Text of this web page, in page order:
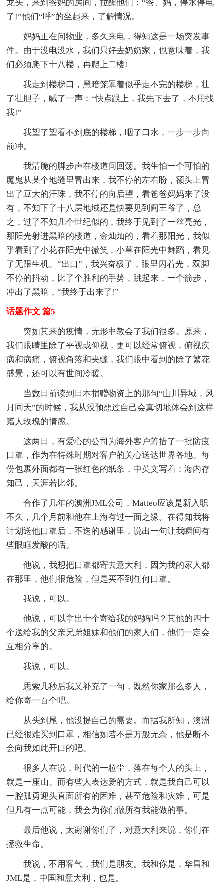
龙头，来到爸妈的房间，拉醒他们：“爸、妈，停水停电
了!”他们“呼”的坐起来，了解情况。
妈妈正在问物业，多久来电，得知这是一场突发事
件。由于没电没水，我们只好去奶奶家，也意味着，我
们必须爬下十八楼，再爬上二楼!
我走到楼梯口，黑暗笼罩着似乎走不完的楼梯，壮
了壮胆子，喊了一声：“快点跟上，我先下去了，不用找
我!”
我望了望看不到底的楼梯，咽了口水，一步一步向
前冲。
我清脆的脚步声在楼道间回荡。我生怕一个可怕的
魔鬼从某个地缝里冒出来，我不停的左右盼，额头上冒
出了豆大的汗珠，我不停的向后望，看爸爸妈妈来了没
有，不知下了十八层地域还是快要见到阎王爷了，总
之，过了不知几个世纪似的，我终于见到了一丝亮光，
那阳光射进黑暗的楼道，金灿灿的，看着那阳光，我似
乎看到了小花在阳光中微笑，小草在阳光中舞蹈，看见
了无限生机。“出口”，我兴奋极了，眼里闪着光，双脚
不停的抖动，比了个胜利的手势，跳起来，一个箭步，
冲出了黑暗，“我终于出来了!”
话题作文 篇5
突如其来的疫情，无形中教会了我们很多。原来，
我们眼睛里除了平视或仰视，更可以经常俯视，俯视疾
病和病痛，俯视角落和夹缝，我们眼中看到的除了繁花
盛景，还可以有世间冷暖。
当数日前读到日本捐赠物资上的那句“山川异域，风
月同天”的时候，我从没预想过自己会真切地体会到这样
赠人玫瑰的情感。
这两日，有爱心的公司为海外客户筹措了一批防疫
口罩，作为在特殊时期对客户的关心送达世界各地。每
份包裹外面都有一张红色的纸条，中英文写着：海内存
知己，天涯若比邻。
合作了几年的澳洲JML公司，Matteo应该是新入职
不久，几个月前和他在上海有过一面之缘。在得知我将
计划送他口罩后，不迭的感谢里，说出一句让我瞬间有
些眼眶发酸的话。
他说，我想把口罩都寄去意大利，因为我的家人都
在那里，他们很危险，但是买不到任何口罩。
我说，可以。
他说，可以拿出十个寄给我的妈妈吗？其他的四十
个送给我的父亲兄弟姐妹和他们的家人们，他们一定会
互相分享的。
我说，可以。
思索几秒后我又补充了一句，既然你家那么多人，
给你寄一百个吧。
从头到尾，他没提自己的需要。而据我所知，澳洲
已经很难买到口罩，相信如若不是万般无奈，他是断不
会向我如此开口的吧。
很多人在说，时代的一粒尘，落在每个人的头上，
就是一座山。而有些人表达爱的方式，就是我自己可以
一腔孤勇迎头直面所有的困难，甚至危险和灾难，可是
但凡有一点可能，我会为你们做所有我能做的事。
最后他说，太谢谢你们了，对意大利来说，你们在
拯救生命。
我说，不用客气，我们是朋友。我和你是，华昌和
JML是，中国和意大利，也是。